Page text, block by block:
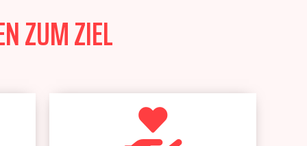
ZUM ZIEL